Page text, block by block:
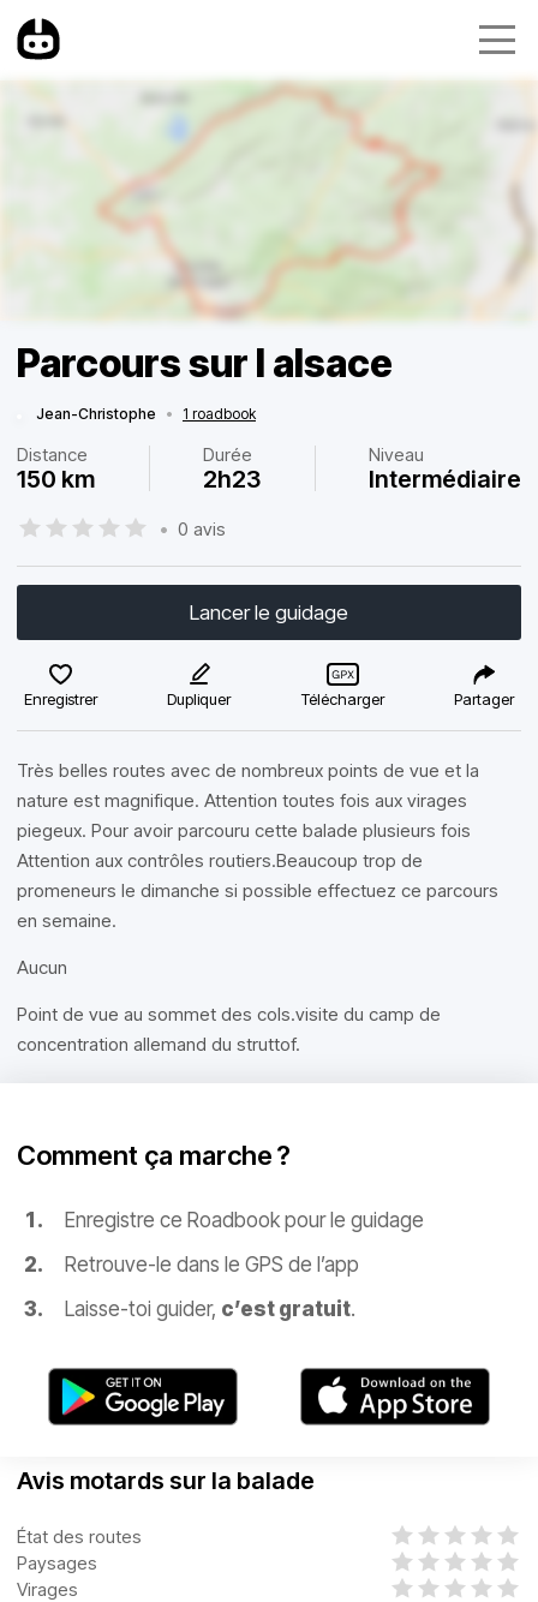
Parcours sur l alsace
Jean-Christophe • 1 roadbook
Distance
150 km
Durée
2h23
Niveau
Intermédiaire
• 0 avis
Lancer le guidage
Enregistrer Dupliquer Télécharger Partager
Très belles routes avec de nombreux points de vue et la
nature est magnifique. Attention toutes fois aux virages
piegeux. Pour avoir parcouru cette balade plusieurs fois
Attention aux contrôles routiers.Beaucoup trop de
promeneurs le dimanche si possible effectuez ce parcours
en semaine.
Aucun
Point de vue au sommet des cols.visite du camp de
concentration allemand du struttof.
Comment ça marche ?
Enregistre ce Roadbook pour le guidage
Retrouve-le dans le GPS de l’app
Laisse-toi guider, c’est gratuit.
Avis motards sur la balade
État des routes
Paysages
Virages